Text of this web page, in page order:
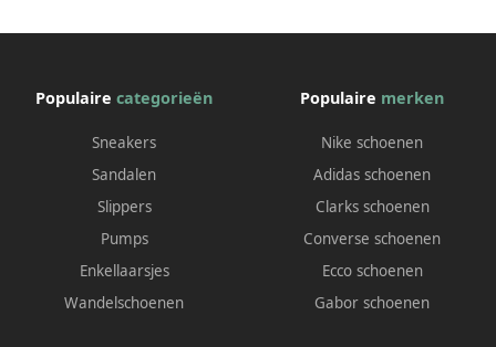
Populaire categorieën
Sneakers
Sandalen
Slippers
Pumps
Enkellaarsjes
Wandelschoenen
Populaire merken
Nike schoenen
Adidas schoenen
Clarks schoenen
Converse schoenen
Ecco schoenen
Gabor schoenen